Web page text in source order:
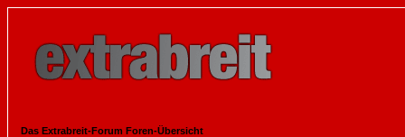
Das Extrabreit-Forum Foren-Übersicht